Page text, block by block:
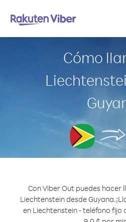
Cómo
Con Viber Out puedes hacer
Liechtenstein desde Guyana.
en Liechtenstein - teléfono fijo